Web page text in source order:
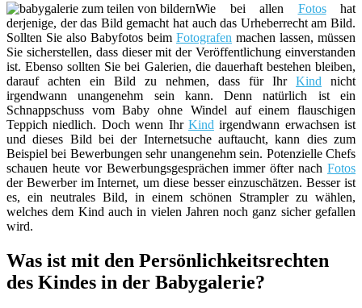
Wie bei allen Fotoshat
derjenige, der das Bild gemacht hat auch das Urheberrecht am Bild.
Sollten Sie also Babyfotos beim Fotografen machen lassen, müssen
Sie sicherstellen, dass dieser mit der Veröffentlichung einverstanden
ist. Ebenso sollten Sie bei Galerien, die dauerhaft bestehen bleiben,
darauf achten ein Bild zu nehmen, dass für Ihr Kind nicht
irgendwann unangenehm sein kann. Denn natürlich ist ein
Schnappschuss vom Baby ohne Windel auf einem flauschigen
Teppich niedlich. Doch wenn Ihr Kind irgendwann erwachsen ist
und dieses Bild bei der Internetsuche auftaucht, kann dies zum
Beispiel bei Bewerbungen sehr unangenehm sein. Potenzielle Chefs
schauen heute vor Bewerbungsgesprächen immer öfter nach Fotos
der Bewerber im Internet, um diese besser einzuschätzen. Besser ist
es, ein neutrales Bild, in einem schönen Strampler zu wählen,
welches dem Kind auch in vielen Jahren noch ganz sicher gefallen
wird.
Was ist mit den Persönlichkeitsrechten
des Kindes in der Babygalerie?